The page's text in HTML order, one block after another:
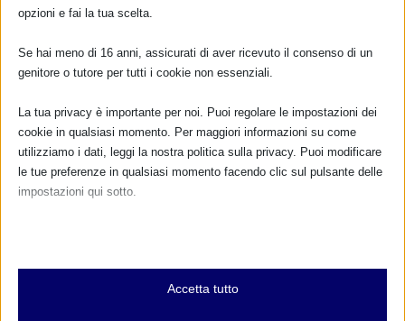
TUTTI GLI EVENTI
GRAVIDANZA
NUMERO VERDE GRATUITO
RIMANI AGGIORNATO
opzioni e fai la tua scelta.
Se hai meno di 16 anni, assicurati di aver ricevuto il consenso di un
genitore o tutore per tutti i cookie non essenziali.
La tua privacy è importante per noi. Puoi regolare le impostazioni dei
cookie in qualsiasi momento. Per maggiori informazioni su come
utilizziamo i dati, leggi la nostra politica sulla privacy. Puoi modificare
le tue preferenze in qualsiasi momento facendo clic sul pulsante delle
impostazioni qui sotto.
Essenziali
I cookie e i servizi essenziali abilitano le funzioni di base e sono
Accetta tutto